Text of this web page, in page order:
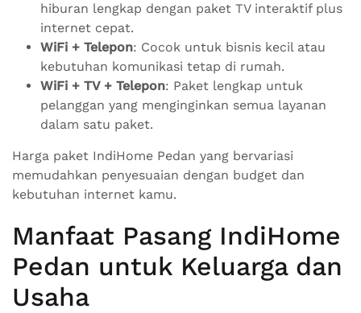
hiburan lengkap dengan paket TV interaktif plus
internet cepat.
WiFi + Telepon: Cocok untuk bisnis kecil atau
kebutuhan komunikasi tetap di rumah.
WiFi + TV + Telepon: Paket lengkap untuk
pelanggan yang menginginkan semua layanan
dalam satu paket.
Harga paket IndiHome Pedan yang bervariasi
memudahkan penyesuaian dengan budget dan
kebutuhan internet kamu.
Manfaat Pasang IndiHome
Pedan untuk Keluarga dan
Usaha